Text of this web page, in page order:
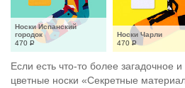
Носки Испанский
городок
470 Р
Носки Чарли
470 Р
Если есть что-то более загадочное
цветные носки «Секретные